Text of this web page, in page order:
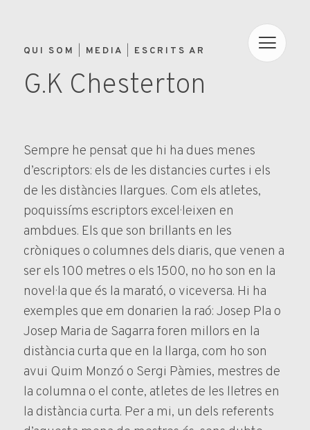
QUI SOM MEDIA ESCRITS AR
G.K Chesterton
Sempre he pensat que hi ha dues menes
d’escriptors: els de les distancies curtes i els
de les distàncies llargues. Com els atletes,
poquissíms escriptors excel·leixen en
ambdues. Els que son brillants en les
cròniques o columnes dels diaris, que venen a
ser els 100 metres o els 1500, no ho son en la
novel·la que és la marató, o viceversa. Hi ha
exemples que em donarien la raó: Josep Pla o
Josep Maria de Sagarra foren millors en la
distància curta que en la llarga, com ho son
avui Quim Monzó o Sergi Pàmies, mestres de
la columna o el conte, atletes de les lletres en
la distància curta. Per a mi, un dels referents